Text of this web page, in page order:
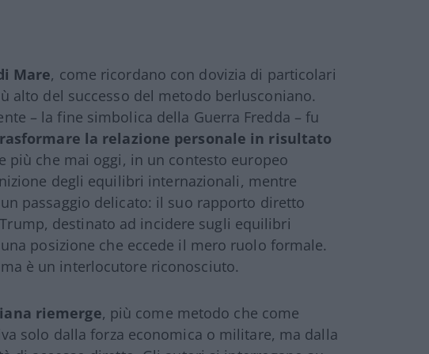
Mare, come ricordano con dovizia di particolari
alto del successo del metodo berlusconiano.
– la fine simbolica della Guerra Fredda – fu
la relazione personale in risultato
più che mai oggi, in un contesto europeo
degli equilibri internazionali, mentre
passaggio delicato: il suo rapporto diretto
destinato ad incidere sugli equilibri
posizione che eccede il mero ruolo formale.
è un interlocutore riconosciuto.
riemerge, più come metodo che come
solo dalla forza economica o militare, ma dalla